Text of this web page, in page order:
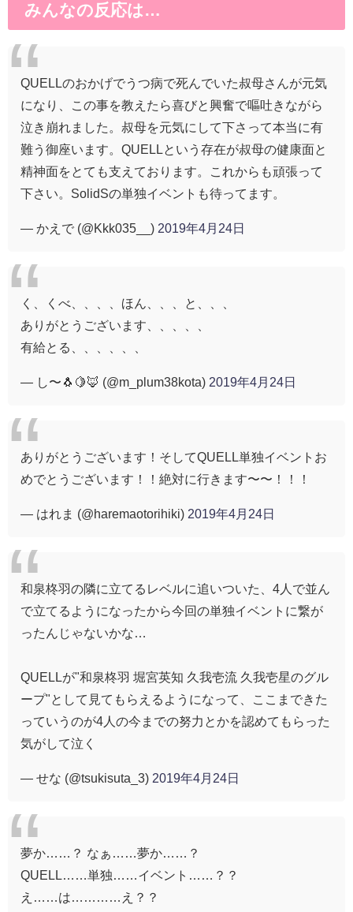
みんなの反応は…
QUELLのおかげでうつ病で死んでいた叔母さんが元気
になり、この事を教えたら喜びと興奮で嘔吐きながら
泣き崩れました。叔母を元気にして下さって本当に有
難う御座います。QUELLという存在が叔母の健康面と
精神面をとても支えております。これからも頑張って
下さい。SolidSの単独イベントも待ってます。
— かえで (@Kkk035__) 2019年4月24日
く、くべ、、、、ほん、、、と、、、
ありがとうございます、、、、、
有給とる、、、、、、
— し〜🐧🍋🦊 (@m_plum38kota) 2019年4月24日
ありがとうございます！そしてQUELL単独イベントお
めでとうございます！！絶対に行きます〜〜！！！
— はれま (@haremaotorihiki) 2019年4月24日
和泉柊羽の隣に立てるレベルに追いついた、4人で並ん
で立てるようになったから今回の単独イベントに繋が
ったんじゃないかな…
QUELLが"和泉柊羽 堀宮英知 久我壱流 久我壱星のグル
ープ"として見てもらえるようになって、ここまできた
っていうのが4人の今までの努力とかを認めてもらった
気がして泣く
— せな (@tsukisuta_3) 2019年4月24日
夢か……？ なぁ……夢か……？
QUELL……単独……イベント……？？
え……は…………え？？